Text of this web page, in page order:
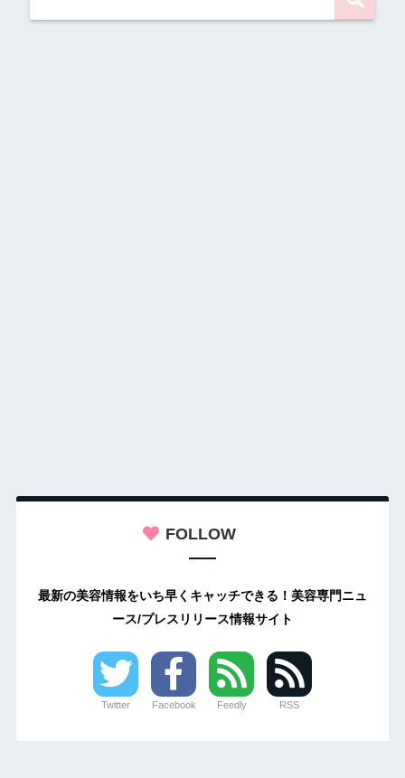
FOLLOW
最新の美容情報をいち早くキャッチできる！美容専門ニュ
ース/プレスリリース情報サイト
Twitter Facebook Feedly RSS